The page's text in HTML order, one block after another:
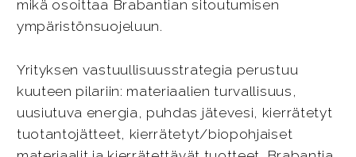
mikä osoittaa Brabantian sitoutumisen
ympäristönsuojeluun.
Yrityksen vastuullisuusstrategia perustuu
kuuteen pilariin: materiaalien turvallisuus,
uusiutuva energia, puhdas jätevesi, kierrätetyt
tuotantojätteet, kierrätetyt/biopohjaiset